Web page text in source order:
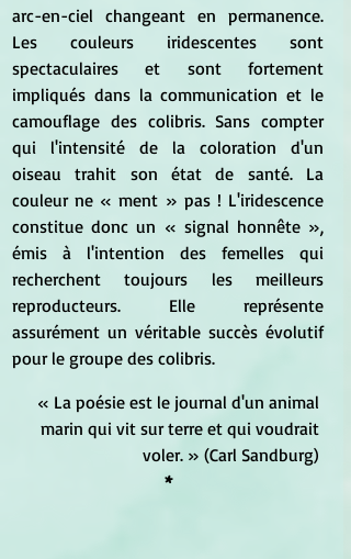
arc-en-ciel changeant en permanence.
Les couleurs iridescentes sont
spectaculaires et sont fortement
impliqués dans la communication et le
camouflage des colibris. Sans compter
qui l'intensité de la coloration d'un
oiseau trahit son état de santé. La
couleur ne « ment » pas ! L'iridescence
constitue donc un « signal honnête »,
émis à l'intention des femelles qui
recherchent toujours les meilleurs
reproducteurs. Elle représente
assurément un véritable succès évolutif
pour le groupe des colibris.
« La poésie est le journal d'un animal
marin qui vit sur terre et qui voudrait
voler. » (Carl Sandburg)
*